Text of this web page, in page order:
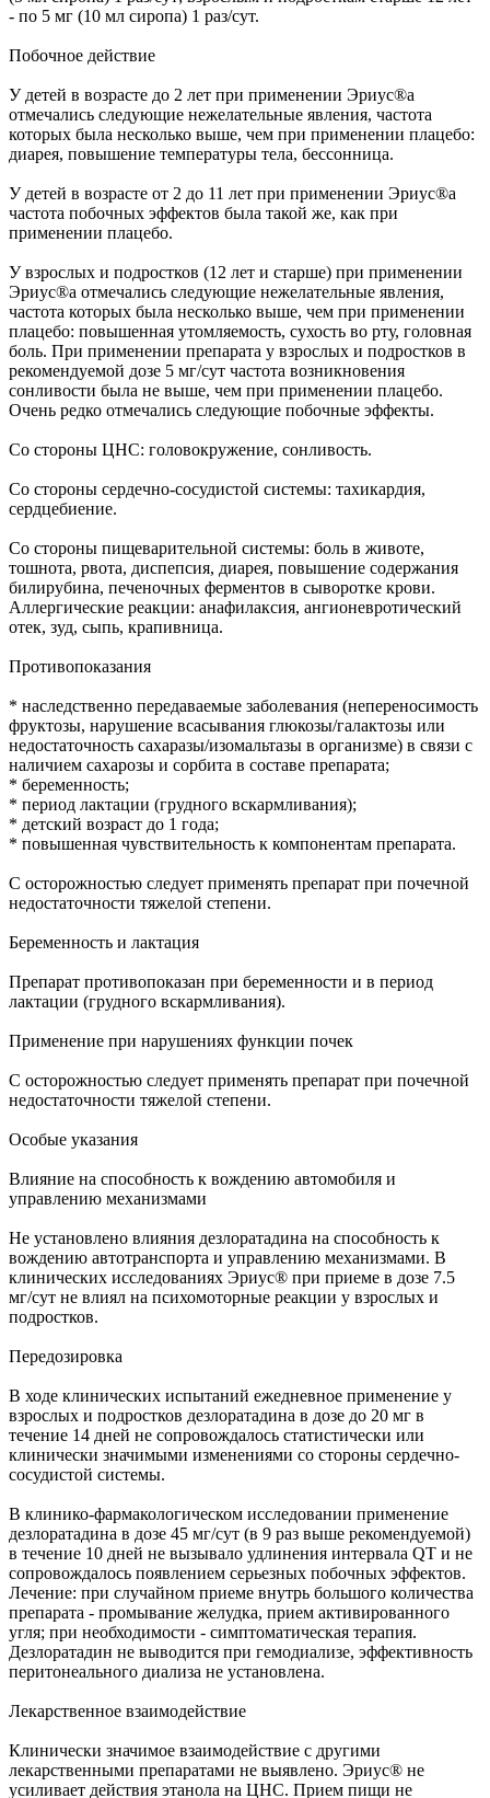
- по 5 мг (10 мл сиропа) 1 раз/сут.
Побочное действие
У детей в возрасте до 2 лет при применении Эриус®а
отмечались следующие нежелательные явления, частота
которых была несколько выше, чем при применении плацебо:
диарея, повышение температуры тела, бессонница.
У детей в возрасте от 2 до 11 лет при применении Эриус®а
частота побочных эффектов была такой же, как при
применении плацебо.
У взрослых и подростков (12 лет и старше) при применении
Эриус®а отмечались следующие нежелательные явления,
частота которых была несколько выше, чем при применении
плацебо: повышенная утомляемость, сухость во рту, головная
боль. При применении препарата у взрослых и подростков в
рекомендуемой дозе 5 мг/сут частота возникновения
сонливости была не выше, чем при применении плацебо.
Очень редко отмечались следующие побочные эффекты.
Со стороны ЦНС: головокружение, сонливость.
Со стороны сердечно-сосудистой системы: тахикардия,
сердцебиение.
Со стороны пищеварительной системы: боль в животе,
тошнота, рвота, диспепсия, диарея, повышение содержания
билирубина, печеночных ферментов в сыворотке крови.
Аллергические реакции: анафилаксия, ангионевротический
отек, зуд, сыпь, крапивница.
Противопоказания
* наследственно передаваемые заболевания (непереносимость
фруктозы, нарушение всасывания глюкозы/галактозы или
недостаточность сахаразы/изомальтазы в организме) в связи с
наличием сахарозы и сорбита в составе препарата;
* беременность;
* период лактации (грудного вскармливания);
* детский возраст до 1 года;
* повышенная чувствительность к компонентам препарата.
С осторожностью следует применять препарат при почечной
недостаточности тяжелой степени.
Беременность и лактация
Препарат противопоказан при беременности и в период
лактации (грудного вскармливания).
Применение при нарушениях функции почек
С осторожностью следует применять препарат при почечной
недостаточности тяжелой степени.
Особые указания
Влияние на способность к вождению автомобиля и
управлению механизмами
Не установлено влияния дезлоратадина на способность к
вождению автотранспорта и управлению механизмами. В
клинических исследованиях Эриус® при приеме в дозе 7.5
мг/сут не влиял на психомоторные реакции у взрослых и
подростков.
Передозировка
В ходе клинических испытаний ежедневное применение у
взрослых и подростков дезлоратадина в дозе до 20 мг в
течение 14 дней не сопровождалось статистически или
клинически значимыми изменениями со стороны сердечно-
сосудистой системы.
В клинико-фармакологическом исследовании применение
дезлоратадина в дозе 45 мг/сут (в 9 раз выше рекомендуемой)
в течение 10 дней не вызывало удлинения интервала QT и не
сопровождалось появлением серьезных побочных эффектов.
Лечение: при случайном приеме внутрь большого количества
препарата - промывание желудка, прием активированного
угля; при необходимости - симптоматическая терапия.
Дезлоратадин не выводится при гемодиализе, эффективность
перитонеального диализа не установлена.
Лекарственное взаимодействие
Клинически значимое взаимодействие с другими
лекарственными препаратами не выявлено. Эриус® не
усиливает действия этанола на ЦНС. Прием пищи не